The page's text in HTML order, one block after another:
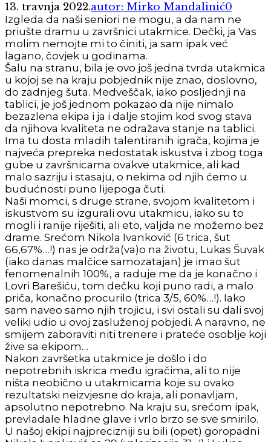
13. travnja 2022.autor: Mirko Mandalinić0
Izgleda da naši seniori ne mogu, a da nam ne
priušte dramu u završnici utakmice. Dečki, ja Vas
molim nemojte mi to činiti, ja sam ipak već
lagano, čovjek u godinama.
Šalu na stranu, bila je ovo još jedna tvrda utakmica
u kojoj se na kraju pobjednik nije znao, doslovno,
do zadnjeg šuta. Medveščak, iako posljednji na
tablici, je još jednom pokazao da nije nimalo
bezazlena ekipa i ja i dalje stojim kod svog stava
da njihova kvaliteta ne odražava stanje na tablici.
Ima tu dosta mladih talentiranih igrača, kojima je
najveća prepreka nedostatak iskustva i zbog toga
gube u završnicama ovakve utakmice, ali kad
malo sazriju i stasaju, o nekima od njih ćemo u
budućnosti puno lijepoga čuti.
Naši momci, s druge strane, svojom kvalitetom i
iskustvom su izgurali ovu utakmicu, iako su to
mogli i ranije riješiti, ali eto, valjda ne možemo bez
drame. Srećom Nikola Ivanković (6 trica, šut
66,67%…!) nas je održa(va)o na životu, Lukas Šuvak
(iako danas malčice samozatajan) je imao šut
fenomenalnih 100%, a raduje me da je konačno i
Lovri Barešiću, tom dečku koji puno radi, a malo
priča, konačno procurilo (trica 3/5, 60%…!). Iako
sam naveo samo njih trojicu, i svi ostali su dali svoj
veliki udio u ovoj zasluženoj pobjedi. A naravno, ne
smijem zaboraviti niti trenere i prateće osoblje koji
žive sa ekipom…
Nakon završetka utakmice je došlo i do
nepotrebnih iskrica među igračima, ali to nije
ništa neobično u utakmicama koje su ovako
rezultatski neizvjesne do kraja, ali ponavljam,
apsolutno nepotrebno. Na kraju su, srećom ipak,
prevladale hladne glave i vrlo brzo se sve smirilo.
U našoj ekipi najprecizniji su bili (opet) goropadni